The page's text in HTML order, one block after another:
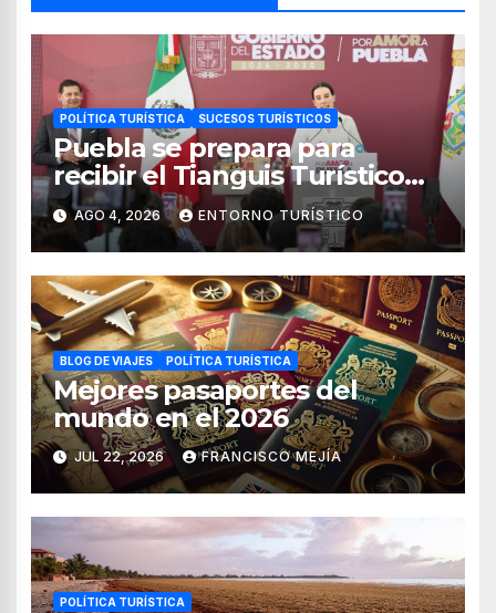
POLÍTICA TURÍSTICA SUCESOS TURÍSTICOS
Puebla se prepara para
recibir el Tianguis Turístico
México 2027
AGO 4, 2026 ENTORNO TURÍSTICO
BLOG DE VIAJES POLÍTICA TURÍSTICA
Mejores pasaportes del
mundo en el 2026
JUL 22, 2026 FRANCISCO MEJÍA
POLÍTICA TURÍSTICA